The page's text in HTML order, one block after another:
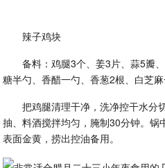
辣子鸡块
备料：鸡腿3个、姜3片、蒜5瓣
糖半勺、香醋一勺、香葱2根、白芝麻
把鸡腿清理干净，洗净控干水分
抽、料酒搅拌均匀，腌制30分钟。锅
表面金黄，捞出控油备用。